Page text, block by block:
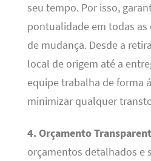
seu tempo. Por isso,
pontualidade em todas as
de mudança. Desde a
local de origem até a
equipe trabalha de forma
minimizar qualquer
4. Orçamento
orçamentos detalhados e